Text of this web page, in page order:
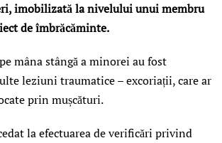
imobilizată la nivelului unui membru
de îmbrăcăminte.
mâna stângă a minorei au fost
leziuni traumatice – excoriații, care ar
prin mușcături.
la efectuarea de verificări privind